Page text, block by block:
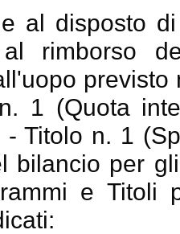
al disposto
al rimborso
1 (Quota
- Titolo n. 1
bilancio per
e